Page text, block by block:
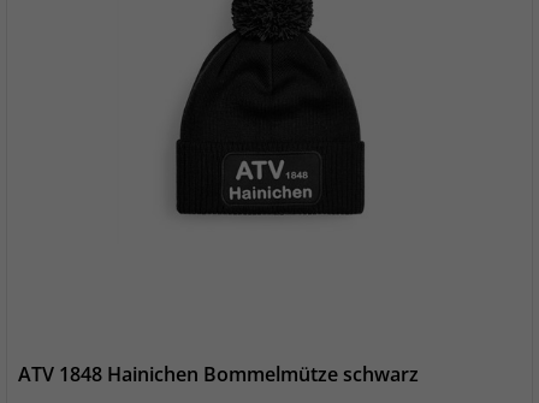
ATV 1848 Hainichen Bommelmütze schwarz